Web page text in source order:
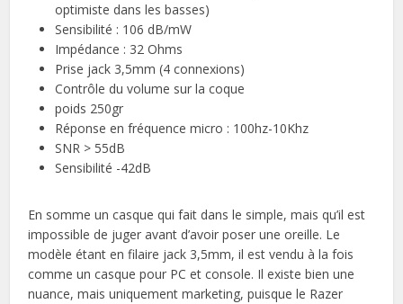
optimiste dans les basses)
Sensibilité : 106 dB/mW
Impédance : 32 Ohms
Prise jack 3,5mm (4 connexions)
Contrôle du volume sur la coque
poids 250gr
Réponse en fréquence micro : 100hz-10Khz
SNR > 55dB
Sensibilité -42dB
En somme un casque qui fait dans le simple, mais qu’il est
impossible de juger avant d’avoir poser une oreille. Le
modèle étant en filaire jack 3,5mm, il est vendu à la fois
comme un casque pour PC et console. Il existe bien une
nuance, mais uniquement marketing, puisque le Razer